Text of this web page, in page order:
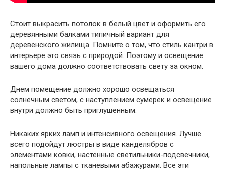
Стоит выкрасить потолок в белый цвет и оформить его
деревянными балками типичный вариант для
деревенского жилища. Помните о том, что стиль кантри в
интерьере это связь с природой. Поэтому и освещение
вашего дома должно соответствовать свету за окном.
Днем помещение должно хорошо освещаться
солнечным светом, с наступлением сумерек и освещение
внутри должно быть приглушенным.
Никаких ярких ламп и интенсивного освещения. Лучше
всего подойдут люстры в виде канделябров с
элементами ковки, настенные светильники-подсвечники,
напольные лампы с тканевыми абажурами. Все эти